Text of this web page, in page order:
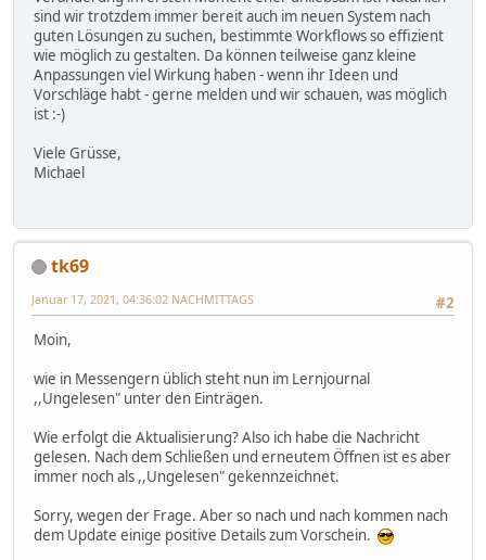
sind wir trotzdem immer bereit auch im neuen System nach
guten Lösungen zu suchen, bestimmte Workflows so effizient
wie möglich zu gestalten. Da können teilweise ganz kleine
Anpassungen viel Wirkung haben - wenn ihr Ideen und
Vorschläge habt - gerne melden und wir schauen, was möglich
ist :-)
Viele Grüsse,
Michael
tk69
#2
Januar 17, 2021, 04:36:02 NACHMITTAGS
Moin,
wie in Messengern üblich steht nun im Lernjournal
,,Ungelesen" unter den Einträgen.
Wie erfolgt die Aktualisierung? Also ich habe die Nachricht
gelesen. Nach dem Schließen und erneutem Öffnen ist es aber
immer noch als ,,Ungelesen" gekennzeichnet.
Sorry, wegen der Frage. Aber so nach und nach kommen nach
dem Update einige positive Details zum Vorschein.